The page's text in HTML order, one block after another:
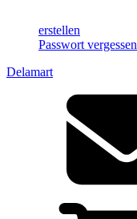
erstellen
Passwort vergessen
Delamart